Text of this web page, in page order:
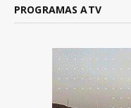
PROGRAMAS ATV